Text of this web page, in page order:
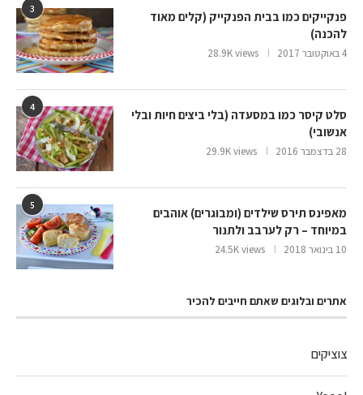
3
פנקייקים כמו בבית הפנקייק (קלים מאוד
להכנה)
4 באוקטובר 2017 28.9K views
4
סלט קיסר כמו במסעדה (בלי ביצים חיות ובלי
אנשובי)
28 בדצמבר 2016 29.9K views
5
מאפינס תירס שילדים (ומבוגרים) אוהבים
במיוחד – רק לערבב ולתנור
10 בינואר 2018 24.5K views
אתרים ובלוגים שאתם חייבים להכיר
צוציקים